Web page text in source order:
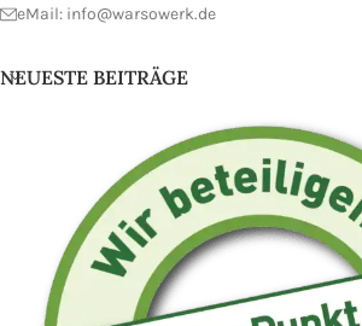
eMail: info@warsowerk.de
NEUESTE BEITRÄGE